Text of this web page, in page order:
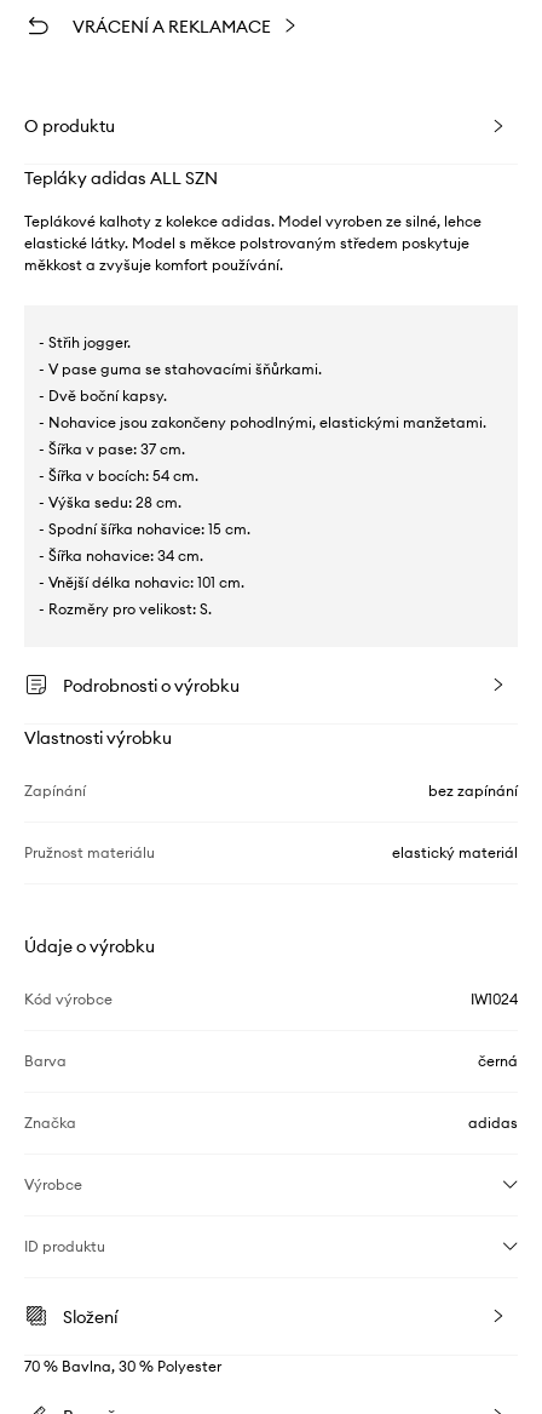
VRÁCENÍ A REKLAMACE
O produktu
Tepláky adidas ALL SZN
Teplákové kalhoty z kolekce adidas. Model vyroben ze silné, lehce
elastické látky. Model s měkce polstrovaným středem poskytuje
měkkost a zvyšuje komfort používání.
- Střih jogger.
- V pase guma se stahovacími šňůrkami.
- Dvě boční kapsy.
- Nohavice jsou zakončeny pohodlnými, elastickými manžetami.
- Šířka v pase: 37 cm.
- Šířka v bocích: 54 cm.
- Výška sedu: 28 cm.
- Spodní šířka nohavice: 15 cm.
- Šířka nohavice: 34 cm.
- Vnější délka nohavic: 101 cm.
- Rozměry pro velikost: S.
Podrobnosti o výrobku
Vlastnosti výrobku
Zapínání bez zapínání
Pružnost materiálu elastický materiál
Údaje o výrobku
Kód výrobce IW1024
Barva černá
Značka adidas
Výrobce
ID produktu
Složení
70 % Bavlna, 30 % Polyester